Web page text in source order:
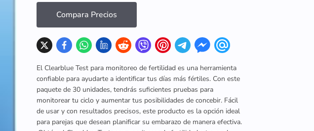
Compara Precios
El Clearblue Test para monitoreo de fertilidad es una herramienta
confiable para ayudarte a identificar tus días más fértiles. Con este
paquete de 30 unidades, tendrás suficientes pruebas para
monitorear tu ciclo y aumentar tus posibilidades de concebir. Fácil
de usar y con resultados precisos, este producto es la opción ideal
para parejas que desean planificar su embarazo de manera efectiva.